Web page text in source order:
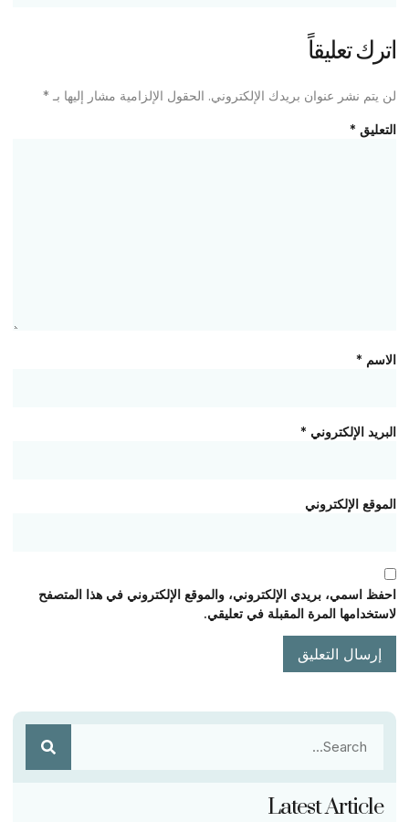
اترك تعليقاً
لن يتم نشر عنوان بريدك الإلكتروني. الحقول الإلزامية مشار إليها بـ *
التعليق *
الاسم *
البريد الإلكتروني *
الموقع الإلكتروني
احفظ اسمي، بريدي الإلكتروني، والموقع الإلكتروني في هذا المتصفح
لاستخدامها المرة المقبلة في تعليقي.
Latest Article